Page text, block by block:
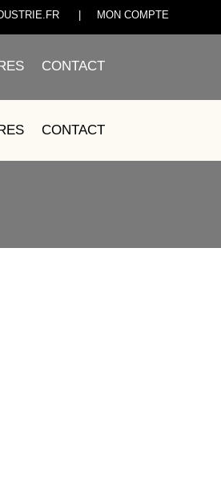
MON COMPTE
CONTACT
CONTACT